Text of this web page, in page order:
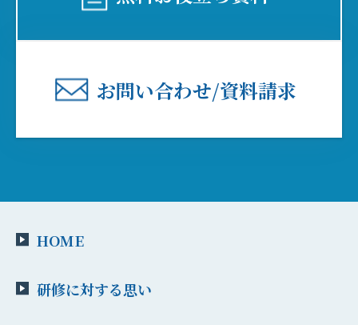
お問い合わせ/資料請求
HOME
研修に対する思い